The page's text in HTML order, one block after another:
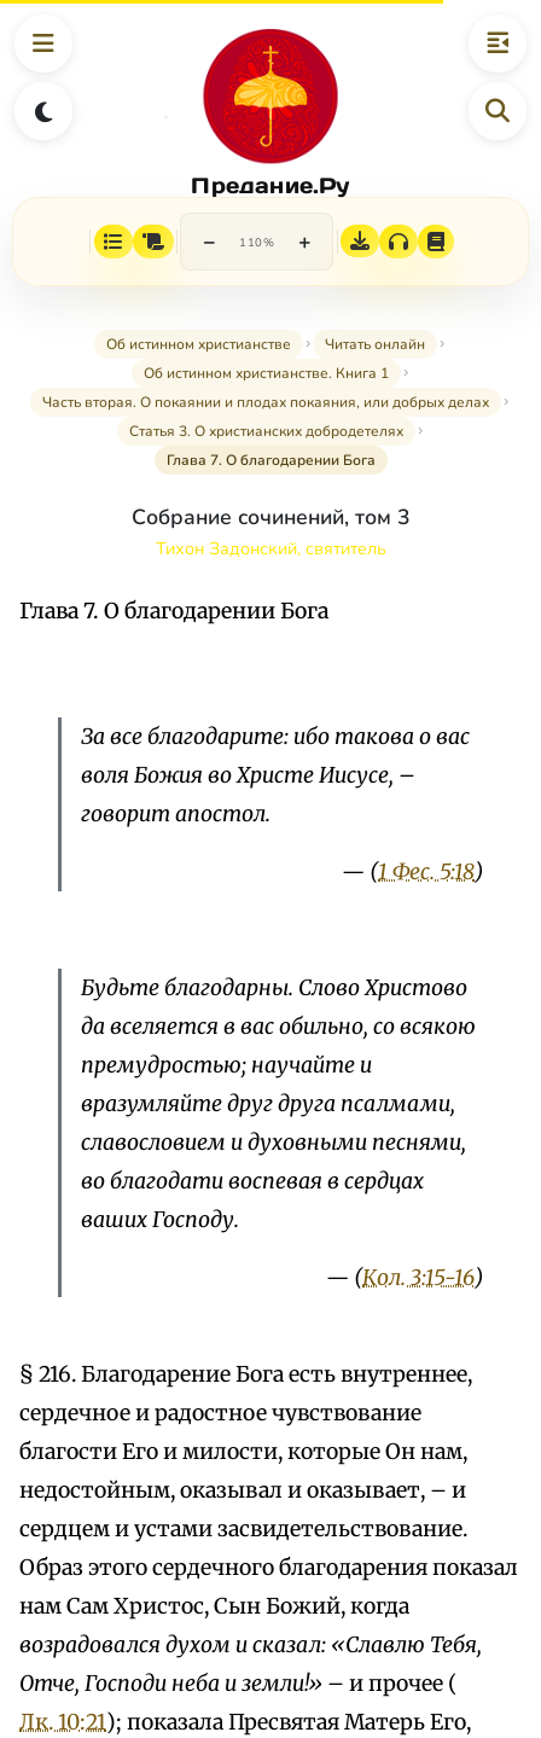
Предание.Ру
− 110% +
Об истинном христианстве
Читать онлайн
Об истинном христианстве. Книга 1
Часть вторая. О покаянии и плодах покаяния, или добрых делах
Статья 3. О христианских добродетелях
Глава 7. О благодарении Бога
Собрание сочинений, том 3
Тихон Задонский, святитель
Глава 7. О благодарении Бога
За все благодарите: ибо такова о вас
воля Божия во Христе Иисусе, –
говорит апостол.
— (1 Фес. 5:18)
Будьте благодарны. Слово Христово
да вселяется в вас обильно, со всякою
премудростью; научайте и
вразумляйте друг друга псалмами,
славословием и духовными песнями,
во благодати воспевая в сердцах
ваших Господу.
— (Кол. 3:15-16)
§ 216. Благодарение Бога есть внутреннее,
сердечное и радостное чувствование
благости Его и милости, которые Он нам,
недостойным, оказывал и оказывает, – и
сердцем и устами засвидетельствование.
Образ этого сердечного благодарения показал
нам Сам Христос, Сын Божий, когда
возрадовался духом и сказал: «Славлю Тебя,
Отче, Господи неба и земли!» – и прочее (
Лк. 10:21); показала Пресвятая Матерь Его,